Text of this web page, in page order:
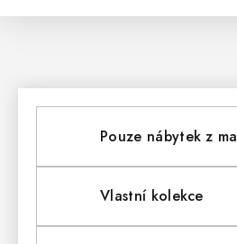
Pouze nábytek z
Vlastní kolekce